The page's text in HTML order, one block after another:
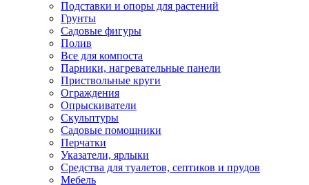
Подставки и опоры для растений
Грунты
Садовые фигуры
Полив
Все для компоста
Парники, нагревательные панели
Приствольные круги
Ограждения
Опрыскиватели
Скульптуры
Садовые помощники
Перчатки
Указатели, ярлыки
Средства для туалетов, септиков и прудов
Мебель